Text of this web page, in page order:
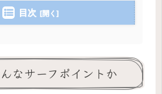
目次
なサーフポイントか